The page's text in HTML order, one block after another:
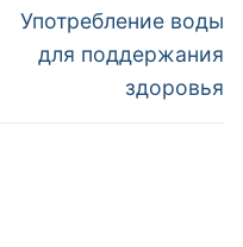
Следующая
запись:
Употребление воды
для поддержания
здоровья